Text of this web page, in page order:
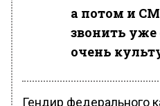
а потом и
звонить уже
очень
Гендир федерального